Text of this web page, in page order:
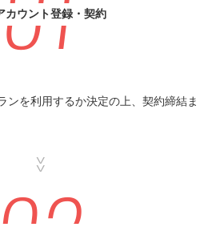
カウント登録・契約
ンを利用するか決定の上、契約締結ま